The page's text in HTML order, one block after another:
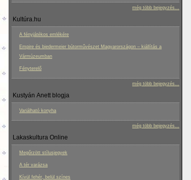
még több bejegyzés...
Kultúra.hu
A fényjátékos emlékére
Empire és biedermeier bútorművészet Magyarországon – kiállítás a
Vármúzeumban
Fényterelő
még több bejegyzés...
Kustyán Anett blogja
Variálható konyha
még több bejegyzés...
Lakaskultura Online
Megőrzött stílusjegyek
A tér varázsa
Kívül fehér, belül színes